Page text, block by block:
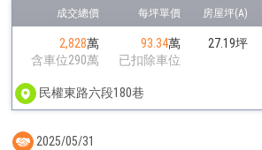
2,828萬
含車位290萬
93.34萬
已扣除車位
27.19坪
民權東路六段180巷
2025/05/31